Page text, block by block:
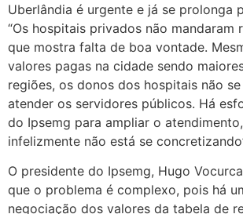
Uberlândia é urgente e já se prolonga
“Os hospitais privados não mandaram
que mostra falta de boa vontade.
valores pagas na cidade sendo
regiões, os donos dos hospitais não
atender os servidores públicos. Há
do Ipsemg para ampliar o
infelizmente não está se
O presidente do Ipsemg, Hugo
que o problema é complexo, pois há
negociação dos valores da tabela de